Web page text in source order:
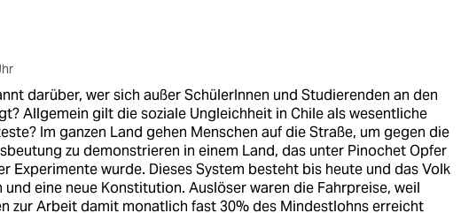
darüber, wer sich außer SchülerInnen und Studierenden an den
Allgemein gilt die soziale Ungleichheit in Chile als wesentliche
Im ganzen Land gehen Menschen auf die Straße, um gegen die
zu demonstrieren in einem Land, das unter Pinochet Opfer
Experimente wurde. Dieses System besteht bis heute und das Volk
eine neue Konstitution. Auslöser waren die Fahrpreise, weil
zur Arbeit damit monatlich fast 30% des Mindestlohns erreicht